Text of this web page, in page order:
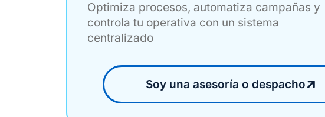
Optimiza procesos, automatiza campañas y
controla tu operativa con un sistema
centralizado
Soy una asesoría o despacho